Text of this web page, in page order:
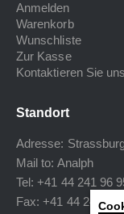
Anmelden
Warenkorb
Wunschliste
Zur Kasse
Kontaktieren Sie uns
Standort
Adresse:
Mail to: Analph
Tel: +41 44 241 96
Fax: +41 44 240 34